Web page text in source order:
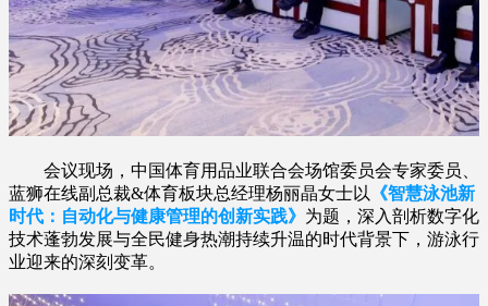
会议现场，中国体育用品业联合会场馆委员会专家委员、
蓝狮在线副总裁&体育板块总经理杨丽晶女士以
《智慧泳池新
时代：自动化与健康管理的创新实践》 为题，深入剖析数字化
技术蓬勃发展与全民健身热潮持续升温的时代背景下，游泳行
业迎来的深刻变革。